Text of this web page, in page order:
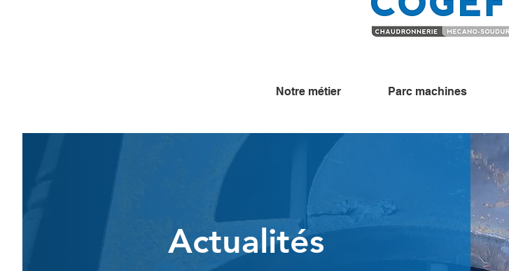
Notre métier Parc machines
Actualités